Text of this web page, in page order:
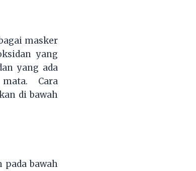
masker
yang
yang ada
Cara
di bawah
bawah